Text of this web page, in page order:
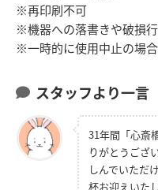
※再印刷不可
※機器への落書きや破損
※一時的に使用中止の場
スタッフより一言
31年間「心斎
りがとうござ
しんでいただ
杯お迎えいた